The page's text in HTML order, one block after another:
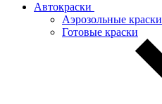
Автокраски
Аэрозольные краски
Готовые краски